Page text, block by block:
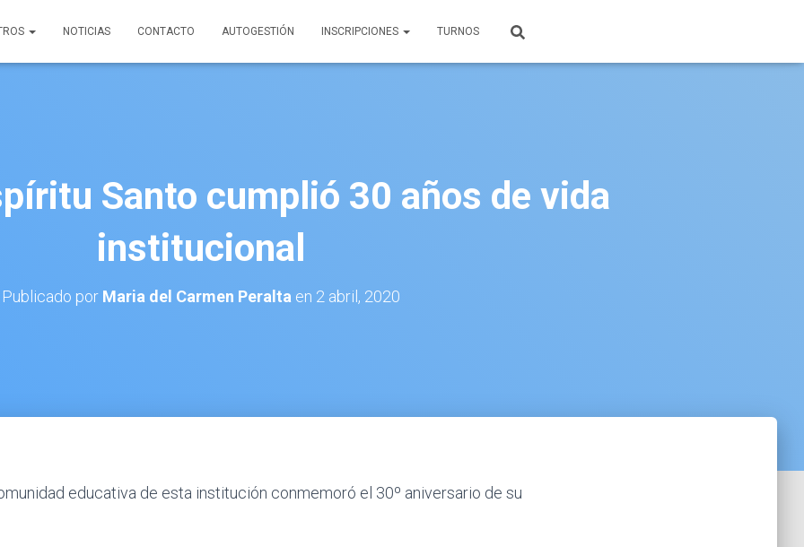
NOTICIAS CONTACTO AUTOGESTIÓN INSCRIPCIONES TURNOS
Santo cumplió 30 años de vida
institucional
Publicado por Maria del Carmen Peralta en 2 abril, 2020
educativa de esta institución conmemoró el 30º aniversario de su